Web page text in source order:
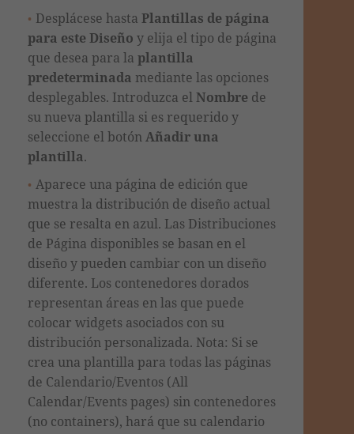
Desplácese hasta Plantillas de página
para este Diseño y elija el tipo de página
que desea para la plantilla
predeterminada mediante las opciones
desplegables. Introduzca elNombre de
su nueva plantilla si es requerido y
seleccione el botónAñadiruna
plantilla.
Aparece una página de edición que
muestra la distribución de diseño actual
que se resalta en azul. Las Distribuciones
de Página disponibles se basan en el
diseño y pueden cambiar con un diseño
diferente. Los contenedores dorados
representan áreas en las que puede
colocar widgets asociados con su
distribución personalizada. Nota: Si se
crea una plantilla para todas las páginas
de Calendario/Eventos (All
Calendar/Events pages) sin contenedores
(no containers), hará que su calendario